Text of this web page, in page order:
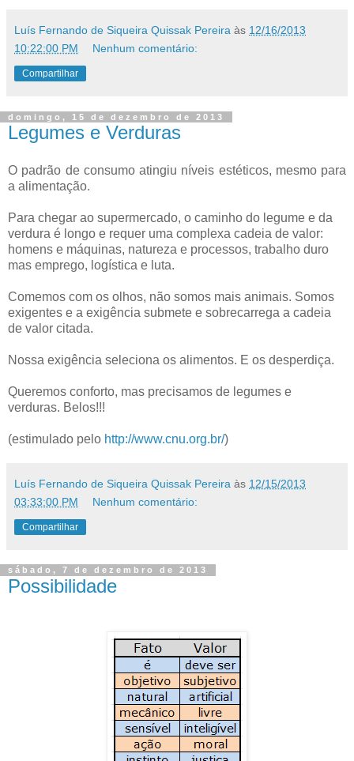
Luís Fernando de Siqueira Quissak Pereira às 12/16/2013
10:22:00 PM
Nenhum comentário:
Compartilhar
domingo, 15 de dezembro de 2013
Legumes e Verduras
O padrão de consumo atingiu níveis estéticos, mesmo para
a alimentação.
Para chegar ao supermercado, o caminho do legume e da
verdura é longo e requer uma complexa cadeia de valor:
homens e máquinas, natureza e processos, trabalho duro
mas emprego, logística e luta.
Comemos com os olhos, não somos mais animais. Somos
exigentes e a exigência submete e sobrecarrega a cadeia
de valor citada.
Nossa exigência seleciona os alimentos. E os desperdiça.
Queremos conforto, mas precisamos de legumes e
verduras. Belos!!!
(estimulado pelo http://www.cnu.org.br/)
Luís Fernando de Siqueira Quissak Pereira às 12/15/2013
03:33:00 PM
Nenhum comentário:
Compartilhar
sábado, 7 de dezembro de 2013
Possibilidade